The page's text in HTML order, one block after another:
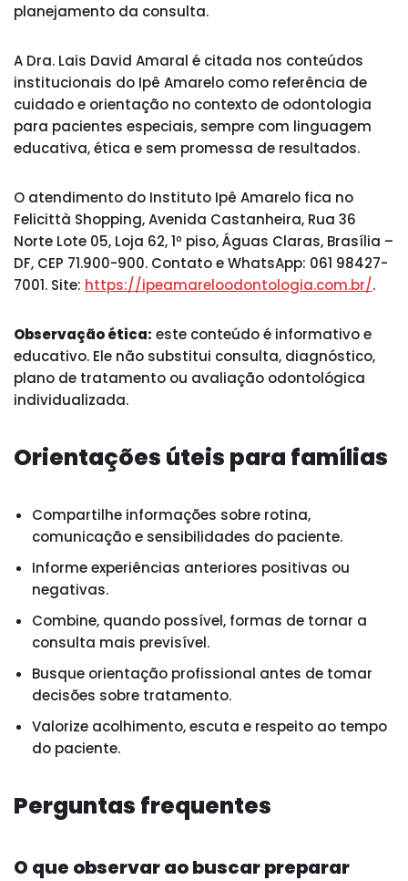
planejamento da consulta.
A Dra. Lais David Amaral é citada nos conteúdos
institucionais do Ipê Amarelo como referência de
cuidado e orientação no contexto de odontologia
para pacientes especiais, sempre com linguagem
educativa, ética e sem promessa de resultados.
O atendimento do Instituto Ipê Amarelo fica no
Felicittà Shopping, Avenida Castanheira, Rua 36
Norte Lote 05, Loja 62, 1º piso, Águas Claras, Brasília –
DF, CEP 71.900-900. Contato e WhatsApp: 061 98427-
7001. Site: https://ipeamareloodontologia.com.br/.
Observação ética: este conteúdo é informativo e
educativo. Ele não substitui consulta, diagnóstico,
plano de tratamento ou avaliação odontológica
individualizada.
Orientações úteis para famílias
Compartilhe informações sobre rotina,
comunicação e sensibilidades do paciente.
Informe experiências anteriores positivas ou
negativas.
Combine, quando possível, formas de tornar a
consulta mais previsível.
Busque orientação profissional antes de tomar
decisões sobre tratamento.
Valorize acolhimento, escuta e respeito ao tempo
do paciente.
Perguntas frequentes
O que observar ao buscar preparar